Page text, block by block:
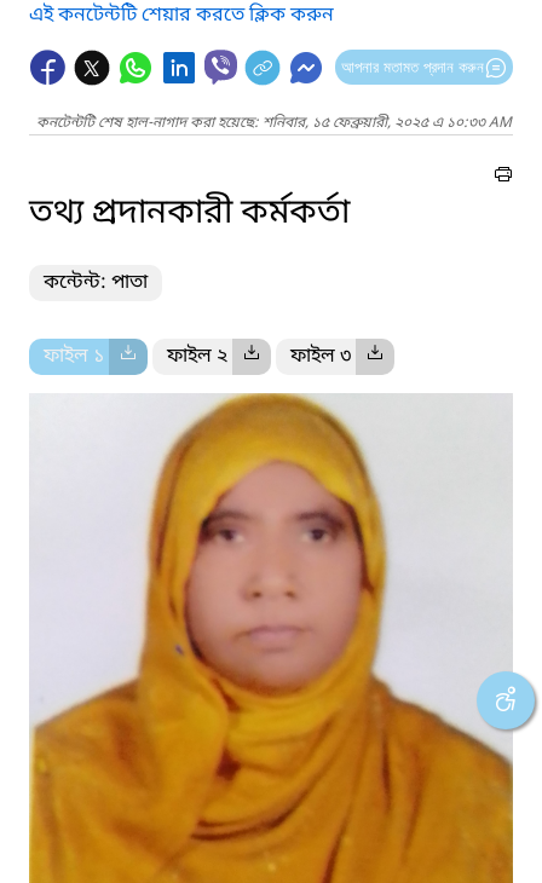
এই কনটেন্টটি শেয়ার করতে ক্লিক করুন
আপনার মতামত প্রদান করুন
কনটেন্টটি শেষ হাল-নাগাদ করা হয়েছে: শনিবার, ১৫ ফেব্রুয়ারী, ২০২৫ এ ১০:৩৩ AM
তথ্য প্রদানকারী কর্মকর্তা
কন্টেন্ট: পাতা
ফাইল ১ ফাইল ২ ফাইল ৩